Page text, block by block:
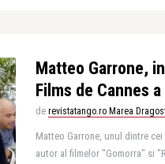
Matteo Garrone,
Films de Cannes
de revistatango.ro Marea
Matteo Garrone, unul dintre
autor al filmelor "Gomorra" si